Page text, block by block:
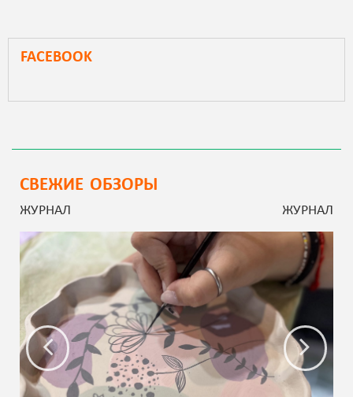
FACEBOOK
СВЕЖИЕ ОБЗОРЫ
ЖУРНАЛ ЖУРНАЛ